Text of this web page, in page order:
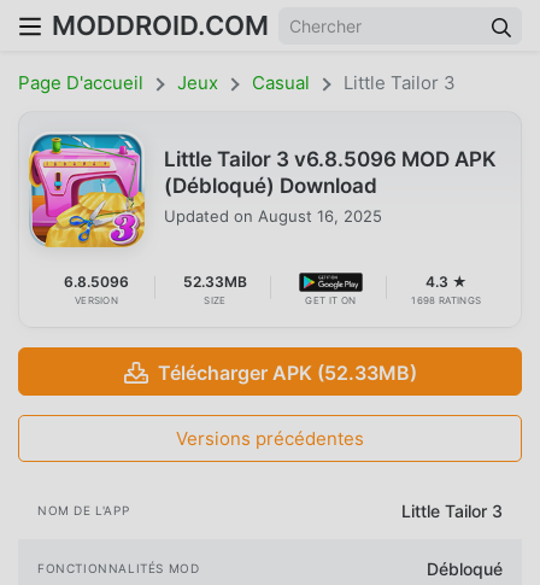
MODDROID.COM
Page D'accueil Jeux Casual Little Tailor 3
Little Tailor 3 v6.8.5096 MOD APK
(Débloqué) Download
Updated on August 16, 2025
6.8.5096
VERSION
52.33MB
SIZE GET IT ON
4.3 ★
1698 RATINGS
Télécharger APK (52.33MB)
Versions précédentes
NOM DE L'APP Little Tailor 3
FONCTIONNALITÉS MOD Débloqué